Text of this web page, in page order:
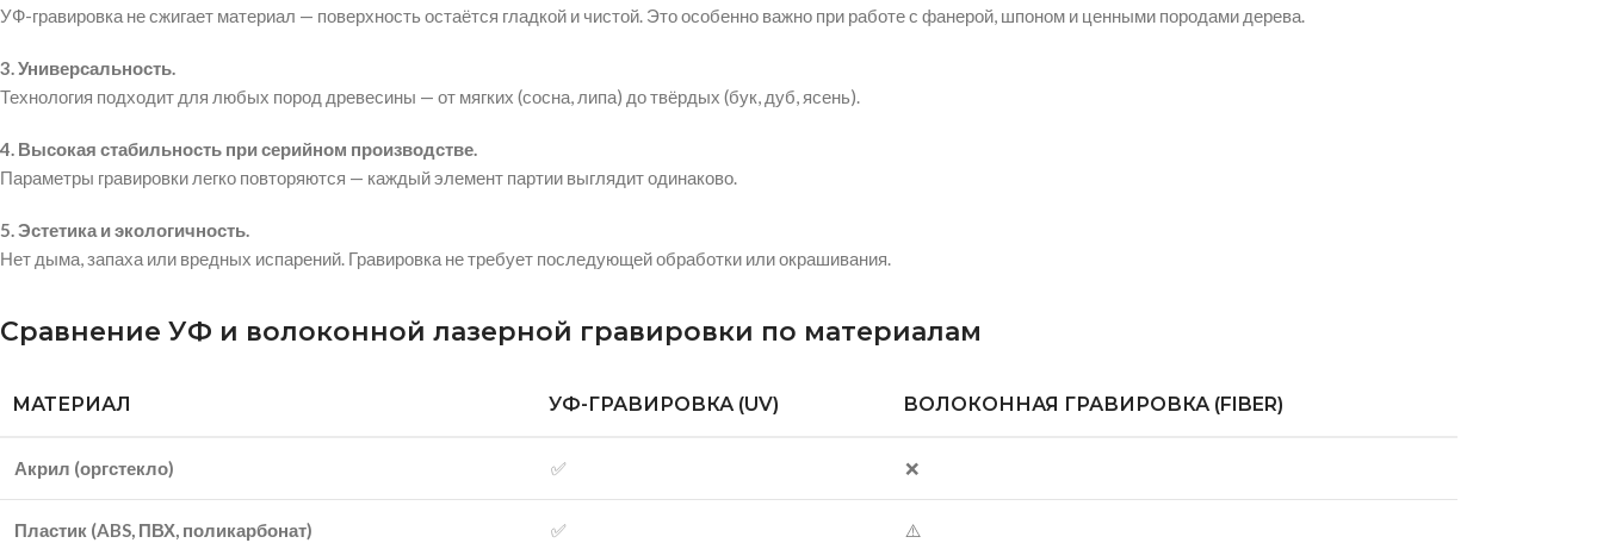
УФ-гравировка не сжигает материал — поверхность остаётся гладкой и чистой. Это особенно важно при работе с фанерой, шпоном и ценными породами дерева.
3. Универсальность.
Технология подходит для любых пород древесины — от мягких (сосна, липа) до твёрдых (бук, дуб, ясень).
4. Высокая стабильность при серийном производстве.
Параметры гравировки легко повторяются — каждый элемент партии выглядит одинаково.
5. Эстетика и экологичность.
Нет дыма, запаха или вредных испарений. Гравировка не требует последующей обработки или окрашивания.
Сравнение УФ и волоконной лазерной гравировки по материалам
МАТЕРИАЛ УФ-ГРАВИРОВКА (UV) ВОЛОКОННАЯ ГРАВИРОВКА (FIBER)
Акрил (оргстекло) ✅ ❌
Пластик (ABS, ПВХ, поликарбонат) ✅ ⚠️